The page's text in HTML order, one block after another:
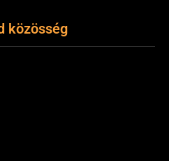
közösség